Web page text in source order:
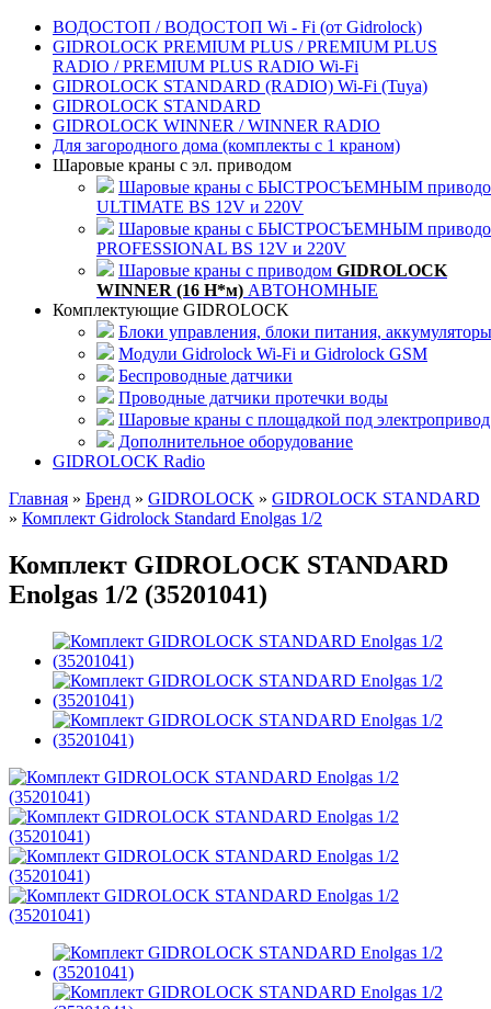
ВОДОСТОП / ВОДОСТОП Wi - Fi (от Gidrolock)
GIDROLOCK PREMIUM PLUS / PREMIUM PLUS
RADIO / PREMIUM PLUS RADIO Wi-Fi
GIDROLOCK STANDARD (RADIO) Wi-Fi (Tuya)
GIDROLOCK STANDARD
GIDROLOCK WINNER / WINNER RADIO
Для загородного дома (комплекты с 1 краном)
Шаровые краны с эл. приводом
Шаровые краны с БЫСТРОСЪЕМНЫМ
ULTIMATE BS 12V и 220V
Шаровые краны с БЫСТРОСЪЕМНЫМ
PROFESSIONAL BS 12V и 220V
Шаровые краны с приводом GIDROLOCK
WINNER (16 Н*м) АВТОНОМНЫЕ
Комплектующие GIDROLOCK
Блоки управления, блоки питания, аккумуляторы
Модули Gidrolock Wi-Fi и Gidrolock GSM
Беспроводные датчики
Проводные датчики протечки воды
Шаровые краны с площадкой под электропривод
Дополнительное оборудование
GIDROLOCK Radio
Главная » Бренд » GIDROLOCK » GIDROLOCK STANDARD
» Комплект Gidrolock Standard Enolgas 1/2
Комплект GIDROLOCK STANDARD
Enolgas 1/2 (35201041)